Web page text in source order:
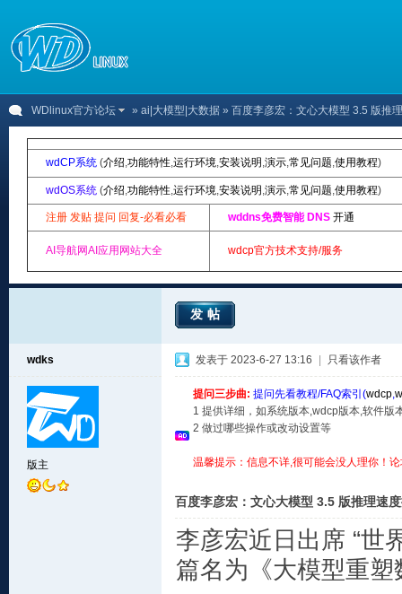
WDlinux官方论坛 » ai|大模型|大数据 » 百度李彦宏：文心大模型 3.5 版推
wdCP系统 (介绍,功能特性,运行环境,安装说明 ,演示,常见问题,使用教程)
wdOS系统 (介绍,功能特性,运行环境,安装说明 ,演示,常见问题,使用教程)
注册 发贴 提问 回复-必看必看 wddns免费智能 DNS 开通
AI导航网AI应用网站大全 wdcp官方技术支持/服务
发帖
wdks
版主
发表于 2023-6-27 13:16 只看该作者
提问三步曲: 提问先看教程/FAQ索引(wdcp,
1 提供详细，如系统版本,wdcp版本,软件版
2 做过哪些操作或改动设置等
温馨提示：信息不详,很可能会没人理你！
百度李彦宏：文心大模型 3.5 版推理速
李彦宏近日出席 “世
篇名为《大模型重